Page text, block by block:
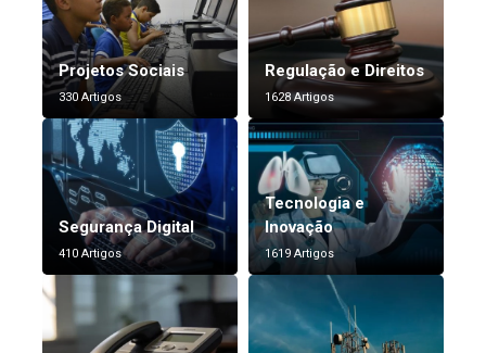
Projetos Sociais
330 Artigos
Regulação e Direitos
1628 Artigos
Segurança Digital
410 Artigos
Tecnologia e
Inovação
1619 Artigos